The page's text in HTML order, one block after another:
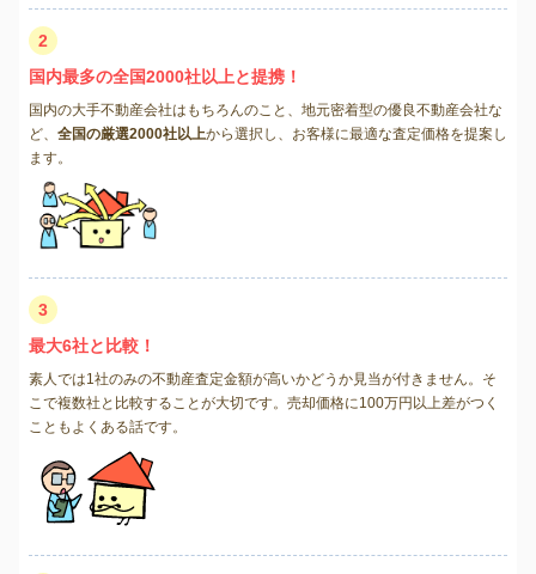
2
国内最多の全国2000社以上と提携！
国内の大手不動産会社はもちろんのこと、地元密着型の優良不動産会社な
ど、 全国の厳選2000社以上から選択し、お客様に最適な査定価格を提案し
ます。
3
最大6社と比較！
素人では1社のみの不動産査定金額が高いかどうか見当が付きません。そ
こで複数社と比較することが大切です。売却価格に100万円以上差がつく
こともよくある話です。